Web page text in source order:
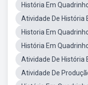
História Em
Atividade De História
Historia Em
História Em
Atividade De História
Atividade De